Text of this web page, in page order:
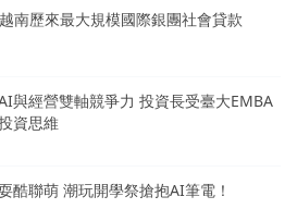
南歷來最大規模國際銀團社會貸款
與經營雙軸競爭力 投資長受臺大EMBA
資思維
酷聯萌 潮玩開學祭搶抱AI筆電！